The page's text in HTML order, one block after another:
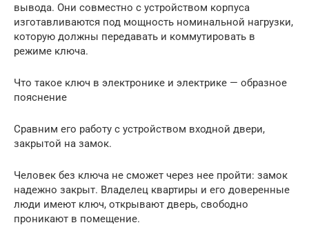
вывода. Они совместно с устройством корпуса
изготавливаются под мощность номинальной нагрузки,
которую должны передавать и коммутировать в
режиме ключа.
Что такое ключ в электронике и электрике — образное
пояснение
Сравним его работу с устройством входной двери,
закрытой на замок.
Человек без ключа не сможет через нее пройти: замок
надежно закрыт. Владелец квартиры и его доверенные
люди имеют ключ, открывают дверь, свободно
проникают в помещение.